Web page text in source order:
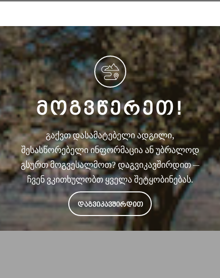
ᲛᲝᲒᲕᲬᲔᲠᲔᲗ!
გაქვთ დასამატებელი ადგილი,
შესასწორებელი ინფორმაცია ან უბრალოდ
გსურთ მოგვესალმოთ? დაგვიკავშირდით —
ჩვენ ვკითხულობთ ყველა შეტყობინებას.
ᲓᲐᲒᲕᲘᲙᲐᲕᲨᲘᲠᲓᲘᲗ